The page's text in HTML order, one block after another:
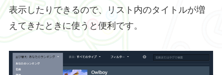
表示したりできるので、リスト内のタイトルが増
えてきたときに使うと便利です。